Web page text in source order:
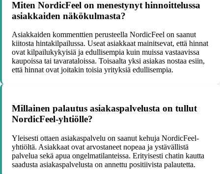
Miten NordicFeel on menestynyt hinnoittelussa
asiakkaiden näkökulmasta?
Asiakkaiden kommenttien perusteella NordicFeel on saanut
kiitosta hintakilpailussa. Useat asiakkaat mainitsevat, että hinnat
ovat kilpailukykyisiä ja edullisempia kuin muissa vastaavissa
kaupoissa tai tavarataloissa. Toisaalta yksi asiakas nostaa esiin,
että hinnat ovat joitakin toisia yrityksiä edullisempia.
Millainen palautus asiakaspalvelusta on tullut
NordicFeel-yhtiölle?
Yleisesti ottaen asiakaspalvelu on saanut kehuja NordicFeel-
yhtiöltä. Asiakkaat ovat arvostaneet nopeaa ja ystävällistä
palvelua sekä apua ongelmatilanteissa. Erityisesti chatin kautta
saadusta asiakaspalvelusta on annettu positiivista palautetta.